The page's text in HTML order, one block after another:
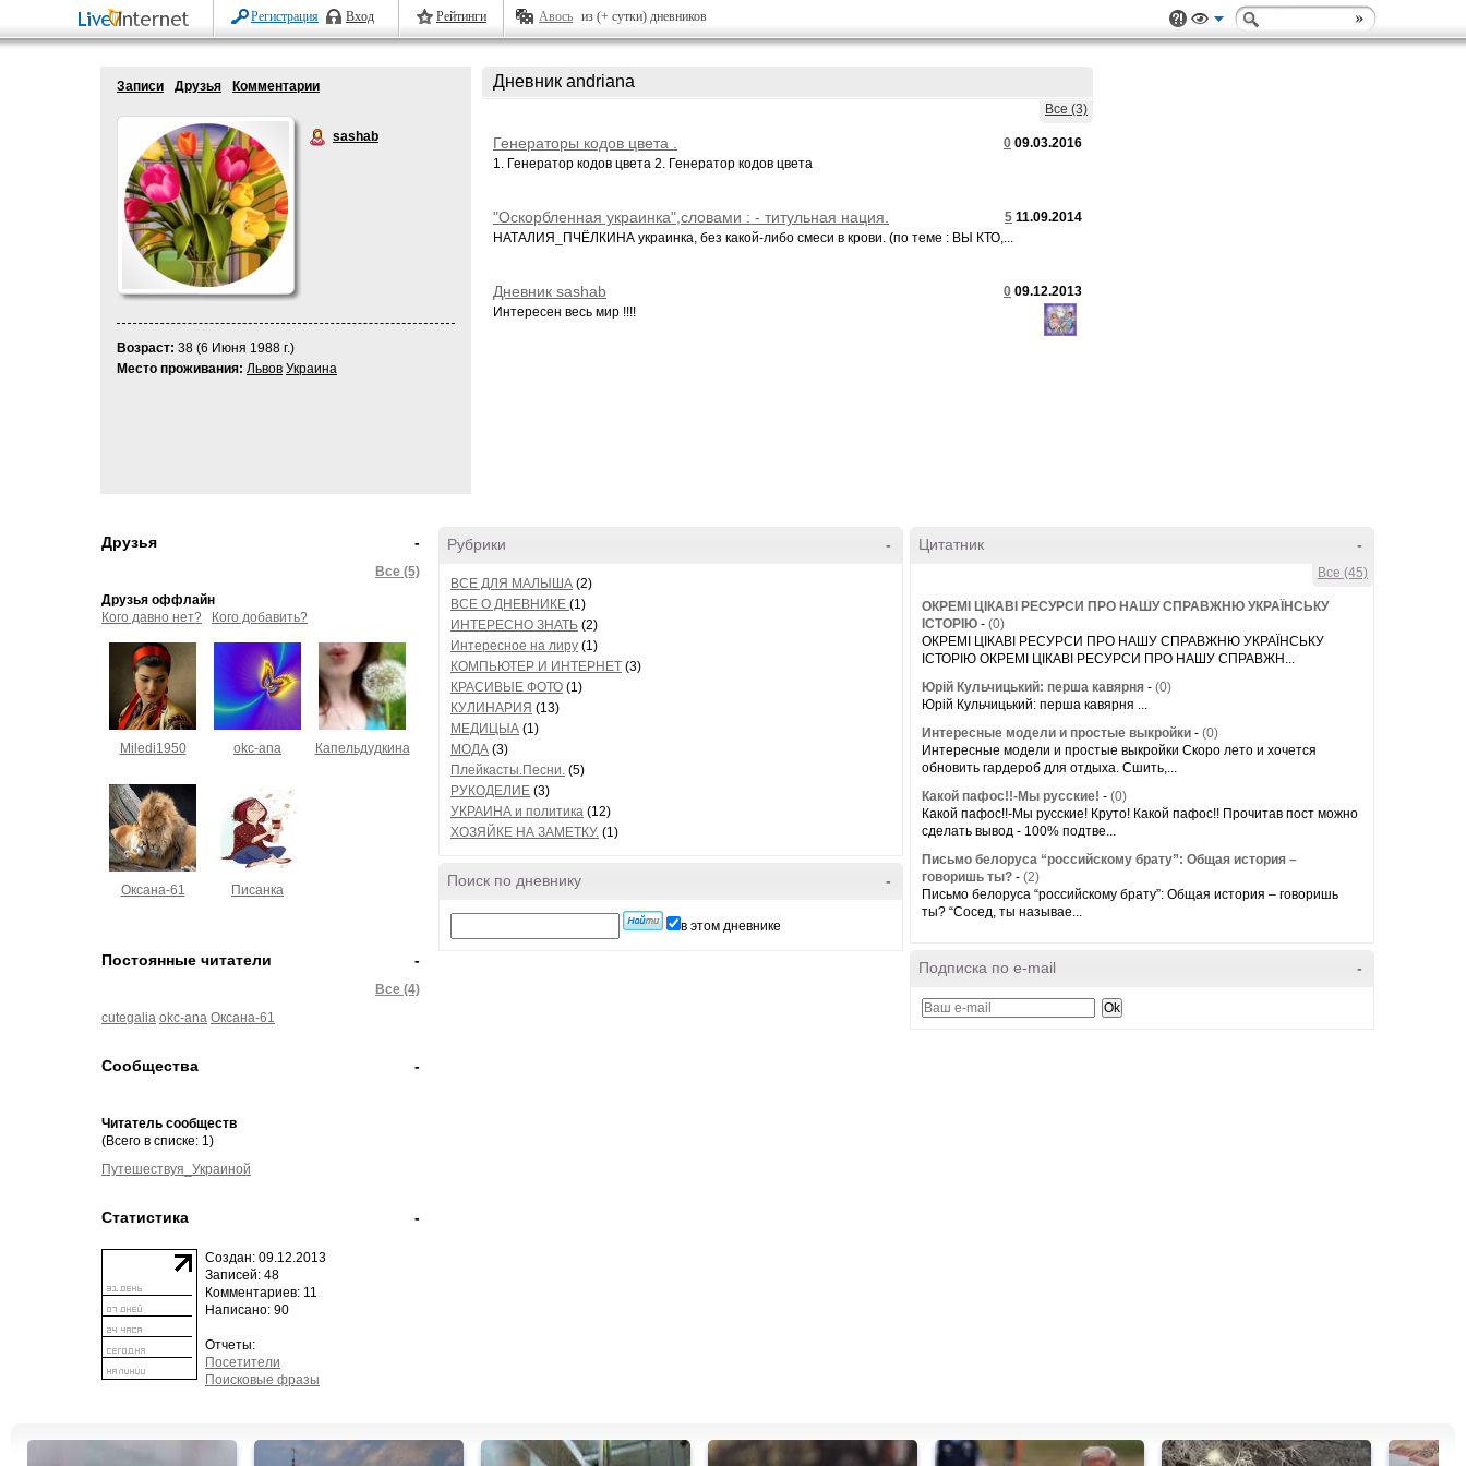
Регистрация Вход Рейтинги Авось из (+ сутки) дневников
Записи Друзья Комментарии
sashab
Возраст: 38 (6 Июня 1988 г.)
Место проживания: Львов Украина
Дневник andriana
Все (3)
0 09.03.2016
Генераторы кодов цвета .
1. Генератор кодов цвета 2. Генератор кодов цвета
5 11.09.2014
"Оскорбленная украинка",словами : - титульная нация.
НАТАЛИЯ_ПЧЁЛКИНА украинка, без какой-либо смеси в крови. (по теме : ВЫ КТО,...
0 09.12.2013
Дневник sashab
Интересен весь мир !!!!
-
Друзья
Все (5)
Друзья оффлайн
Кого давно нет?
Кого добавить?
Miledi1950 okc-ana Капельдудкина
Оксана-61 Писанка
-
Постоянные читатели
Все (4)
cutegalia okc-ana Оксана-61
-
Сообщества
Читатель сообществ
(Всего в списке: 1)
Путешествуя_Украиной
-
Статистика
Создан: 09.12.2013
Записей: 48
Комментариев: 11
Написано: 90
Отчеты:
Посетители
Поисковые фразы
-
Рубрики
ВСЕ ДЛЯ МАЛЫША (2)
ВСЕ О ДНЕВНИКЕ (1)
ИНТЕРЕСНО ЗНАТЬ (2)
Интересное на лиру (1)
КОМПЬЮТЕР И ИНТЕРНЕТ (3)
КРАСИВЫЕ ФОТО (1)
КУЛИНАРИЯ (13)
МЕДИЦЫА (1)
МОДА (3)
Плейкасты.Песни. (5)
РУКОДЕЛИЕ (3)
УКРАИНА и политика (12)
ХОЗЯЙКЕ НА ЗАМЕТКУ. (1)
-
Поиск по дневнику
в этом дневнике
-
Цитатник
Все (45)
ОКРЕМІ ЦІКАВІ РЕСУРСИ ПРО НАШУ СПРАВЖНЮ УКРАЇНСЬКУ
ІСТОРІЮ - (0)
ОКРЕМІ ЦІКАВІ РЕСУРСИ ПРО НАШУ СПРАВЖНЮ УКРАЇНСЬКУ
ІСТОРІЮ ОКРЕМІ ЦІКАВІ РЕСУРСИ ПРО НАШУ СПРАВЖН...
Юрій Кульчицький: перша кавярня - (0)
Юрій Кульчицький: перша кавярня ...
Интересные модели и простые выкройки - (0)
Интересные модели и простые выкройки Скоро лето и хочется
обновить гардероб для отдыха. Сшить,...
Какой пафос!!-Мы русские! - (0)
Какой пафос!!-Мы русские! Круто! Какой пафос!! Прочитав пост можно
сделать вывод - 100% подтве...
Письмо белоруса “российскому брату”: Общая история –
говоришь ты? - (2)
Письмо белоруса “российскому брату”: Общая история – говоришь
ты? “Сосед, ты называе...
-
Подписка по e-mail